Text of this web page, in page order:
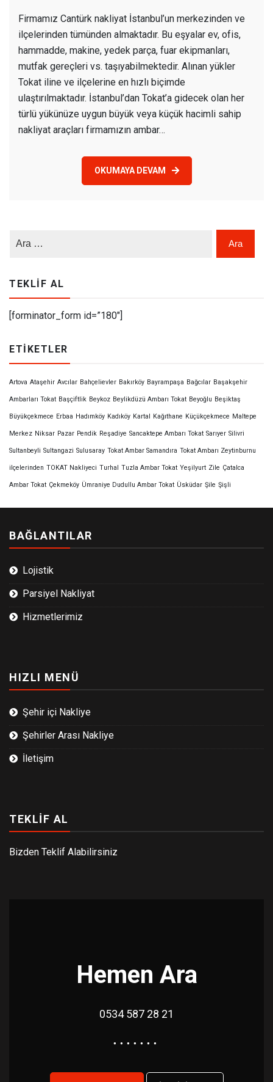
Tokat
Nakliye
Firmamız Cantürk nakliyat İstanbul’un merkezinden ve
ilçelerinden tümünden almaktadır. Bu eşyalar ev, ofis,
hammadde, makine, yedek parça, fuar ekipmanları,
mutfak gereçleri vs. taşıyabilmektedir. Alınan yükler
Tokat iline ve ilçelerine en hızlı biçimde
ulaştırılmaktadır. İstanbul’dan Tokat’a gidecek olan her
türlü yükünüze uygun büyük veya küçük hacimli sahip
nakliyat araçları firmamızın ambar…
OKUMAYA DEVAM
TEKLIF AL
[forminator_form id=”180″]
ETIKETLER
Artova Ataşehir Avcılar Bahçelievler Bakırköy Bayrampaşa Bağcılar Başakşehir
Ambarları Tokat Başçiftlik Beykoz Beylikdüzü Ambarı Tokat Beyoğlu Beşiktaş
Büyükçekmece Erbaa Hadımköy Kadıköy Kartal Kağıthane Küçükçekmece Maltepe
Merkez Niksar Pazar Pendik Reşadiye Sancaktepe Ambarı Tokat Sarıyer Silivri
Sultanbeyli Sultangazi Sulusaray Tokat Ambar Samandıra Tokat Ambarı Zeytinburnu
ilçelerinden TOKAT Nakliyeci Turhal Tuzla Ambar Tokat Yeşilyurt Zile Çatalca
Ambar Tokat Çekmeköy Ümraniye Dudullu Ambar Tokat Üsküdar Şile Şişli
BAĞLANTILAR
Lojistik
Parsiyel Nakliyat
Hizmetlerimiz
HIZLI MENÜ
Şehir içi Nakliye
Şehirler Arası Nakliye
İletişim
TEKLIF AL
Bizden Teklif Alabilirsiniz
Hemen Ara
0534 587 28 21